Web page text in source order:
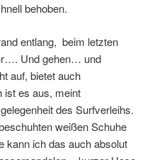
behoben.
entlang, beim letzten
Und gehen… und
auf, bietet auch
ist es aus, meint
des Surfverleihs.
weißen Schuhe
kann ich das auch absolut